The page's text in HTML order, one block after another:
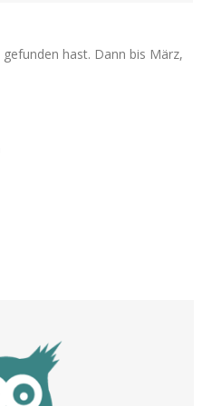
hast. Dann bis März,